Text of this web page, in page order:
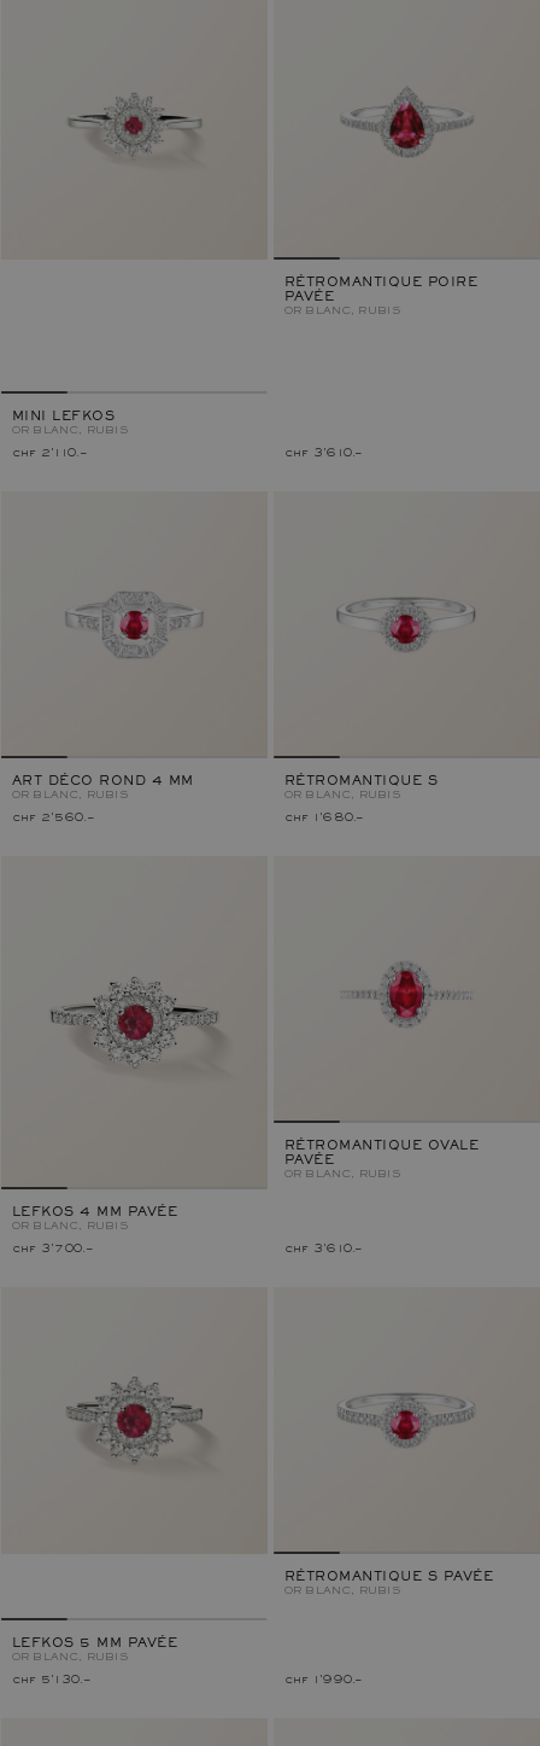
MINI LEFKOS
OR BLANC, RUBIS
chf 2'110.–
RÉTROMANTIQUE POIRE
PAVÉE
OR BLANC, RUBIS
chf 3'610.–
ART DÉCO ROND 4 MM
OR BLANC, RUBIS
chf 2'560.–
RÉTROMANTIQUE S
OR BLANC, RUBIS
chf 1'680.–
LEFKOS 4 MM PAVÉE
OR BLANC, RUBIS
chf 3'700.–
RÉTROMANTIQUE OVALE
PAVÉE
OR BLANC, RUBIS
chf 3'610.–
LEFKOS 5 MM PAVÉE
OR BLANC, RUBIS
chf 5'130.–
RÉTROMANTIQUE S PAVÉE
OR BLANC, RUBIS
chf 1'990.–